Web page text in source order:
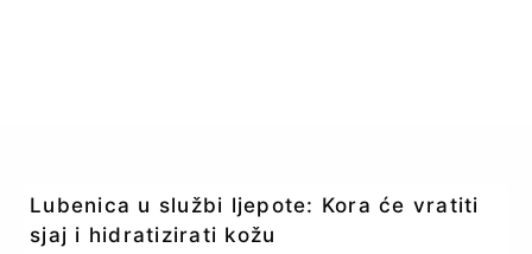
Lubenica u službi ljepote: Kora će vratiti
sjaj i hidratizirati kožu